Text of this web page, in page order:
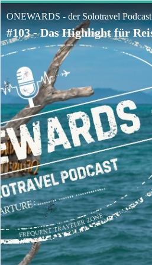
ONEWARDS - der Solotravel Podcast